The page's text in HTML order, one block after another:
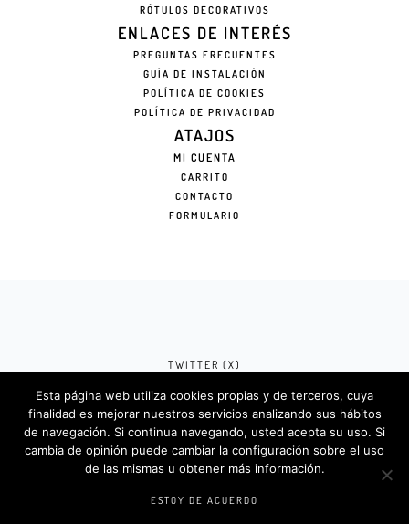
RÓTULOS DECORATIVOS
ENLACES DE INTERÉS
PREGUNTAS FRECUENTES
GUÍA DE INSTALACIÓN
POLÍTICA DE COOKIES
POLÍTICA DE PRIVACIDAD
ATAJOS
MI CUENTA
CARRITO
CONTACTO
FORMULARIO
TWITTER (X)
FACEBOOK (META)
INSTAGRAM
Rotulosdecorativos.com © 2024. Diseño &
Codigos porCreatelo.com.es
Esta página web utiliza cookies propias y de terceros, cuya
finalidad es mejorar nuestros servicios analizando sus hábitos
de navegación. Si continua navegando, usted acepta su uso. Si
cambia de opinión puede cambiar la configuración sobre el uso
de las mismas u obtener más información.
ESTOY DE ACUERDO